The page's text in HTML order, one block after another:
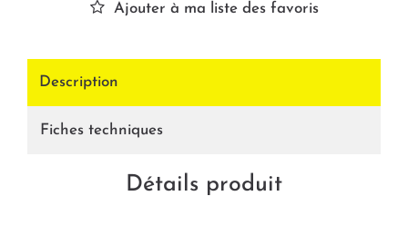
Ajouter à ma liste des favoris
Description
Fiches techniques
Détails produit